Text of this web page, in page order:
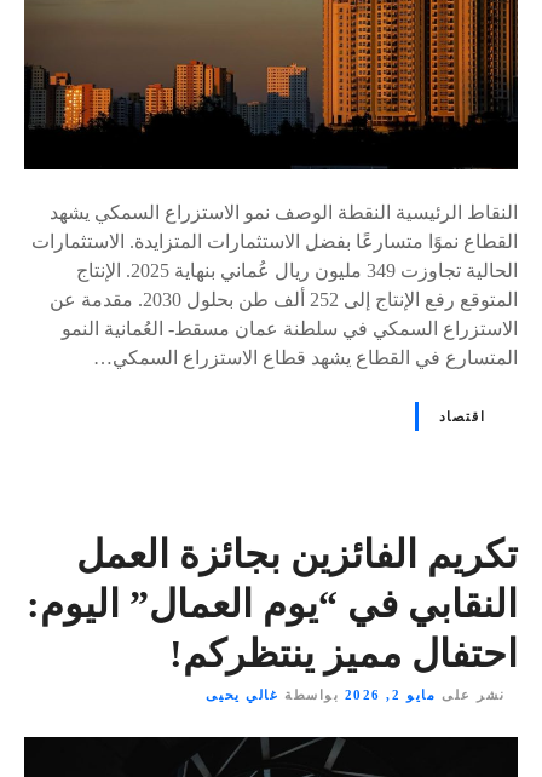
النقاط الرئيسية النقطة الوصف نمو الاستزراع السمكي يشهد
القطاع نموًا متسارعًا بفضل الاستثمارات المتزايدة. الاستثمارات
الحالية تجاوزت 349 مليون ريال عُماني بنهاية 2025. الإنتاج
المتوقع رفع الإنتاج إلى 252 ألف طن بحلول 2030. مقدمة عن
الاستزراع السمكي في سلطنة عمان مسقط- العُمانية النمو
المتسارع في القطاع يشهد قطاع الاستزراع السمكي…
اقتصاد
تكريم الفائزين بجائزة العمل
النقابي في “يوم العمال” اليوم:
احتفال مميز ينتظركم!
نشر على مايو 2, 2026 بواسطة غالي يحيى